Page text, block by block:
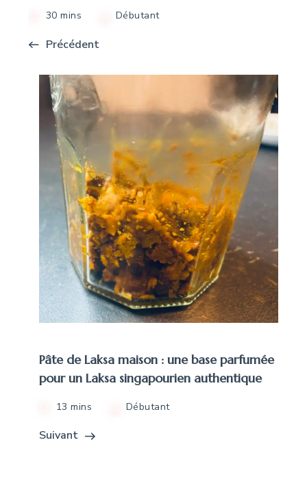
30 mins Débutant
Précédent
Pâte de Laksa maison : une base parfumée
pour un Laksa singapourien authentique
13 mins Débutant
Suivant